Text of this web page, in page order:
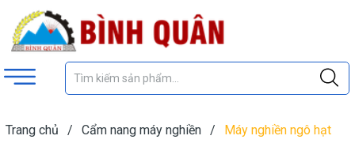
Trang chủ / Cẩm nang máy nghiền /
Máy nghiền ngô hạt